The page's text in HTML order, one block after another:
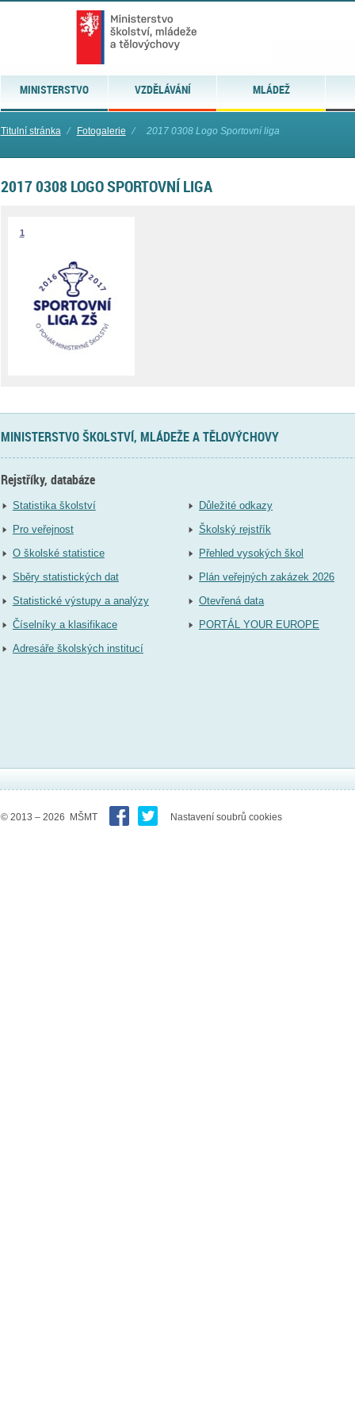
MINISTERSTVO VZDĚLÁVÁNÍ MLÁDEŽ
Titulní stránka ⁄ Fotogalerie ⁄ 2017 0308 Logo Sportovní liga
2017 0308 LOGO SPORTOVNÍ LIGA
1
MINISTERSTVO ŠKOLSTVÍ, MLÁDEŽE A TĚLOVÝCHOVY
Rejstříky, databáze
Statistika školství
Pro veřejnost
O školské statistice
Sběry statistických dat
Statistické výstupy a analýzy
Číselníky a klasifikace
Adresáře školských institucí
Důležité odkazy
Školský rejstřík
Přehled vysokých škol
Plán veřejných zakázek 2026
Otevřená data
PORTÁL YOUR EUROPE
© 2013 – 2026 MŠMT Nastavení soubrů cookies